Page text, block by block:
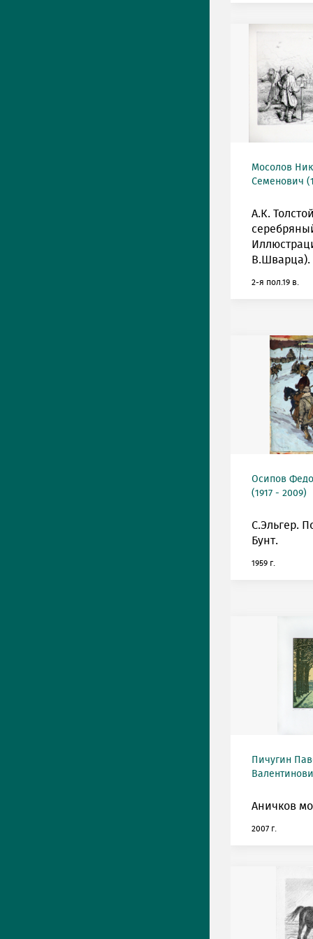
Мосолов
Семенович
А.К.
В.Шварца).
2-я пол.19 в.
Осипов
(1917 - 2009)
С.Эльгер.
Бунт.
1959 г.
Пичугин
Аничков
2007 г.